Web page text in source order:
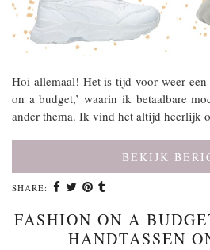
Hoi allemaal! Het is tijd voor weer een
on a budget,’ waarin ik betaalbare
ander thema. Ik vind het altijd heerlijk
BEKIJK
SHARE:
FASHION ON A
HANDTASSEN